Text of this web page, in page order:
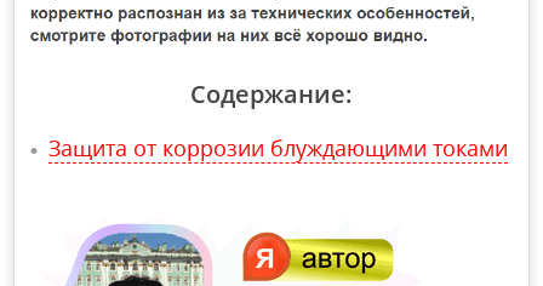
Содержание:
Защита от коррозии блуждающими токами